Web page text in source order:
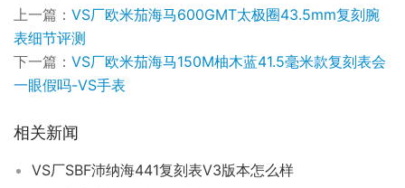
上一篇： VS厂欧米茄海马600GMT太极圈43.5mm复刻腕
表细节评测
下一篇： VS厂欧米茄海马150M柚木蓝41.5毫米款复刻表会
一眼假吗-VS手表
相关新闻
VS厂SBF沛纳海441复刻表V3版本怎么样